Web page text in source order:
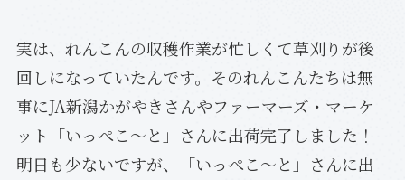
実は、れんこんの収穫作業が忙しくて草刈りが後
回しになっていたんです。そのれんこんたちは無
事にJA新潟かがやきさんやファーマーズ・マーケ
ット「いっぺこ～と」さんに出荷完了しました！
明日も少ないですが、「いっぺこ～と」さんに出